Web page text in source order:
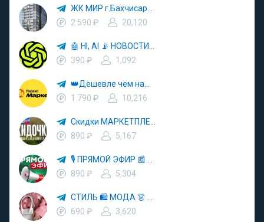
2 590 ₽
20,120
390 ₽
1,092
1 790 ₽
10,216
890 ₽
5,167
890 ₽
5,304
690 ₽
3,620